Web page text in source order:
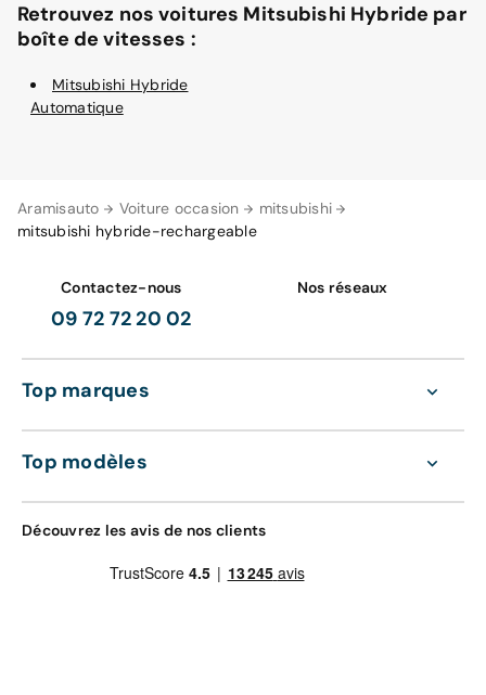
Aramisauto Voiture occasion
mitsubishi
mitsubishi hybride-rechargeable
Retrouvez nos voitures Mitsubishi Hybride par
boîte de vitesses :
Mitsubishi Hybride
Automatique
Contactez-nous
09 72 72 20 02
Nos réseaux
Top marques
Top modèles
Découvrez les avis de nos clients